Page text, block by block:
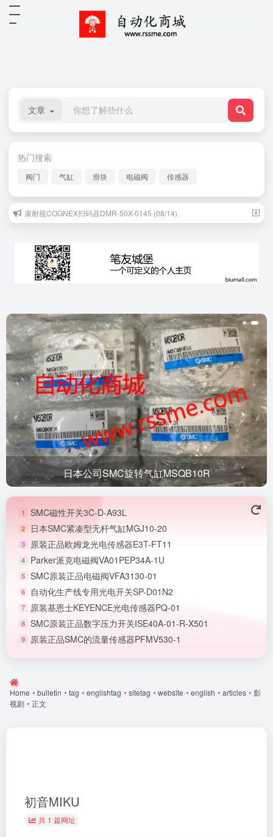
文章
热门搜索
阀门 气缸 滑块 电磁阀 传感器
康耐视COGNEX扫码器DMR-50X-0145 (08/14)
日本公司SMC旋转气缸MSQB10R
1 SMC磁性开关3C-D-A93L
2 日本SMC紧凑型无杆气缸MGJ10-20
3 原装正品欧姆龙光电传感器E3T-FT11
4 Parker派克电磁阀VA01PEP34A-1U
5 SMC原装正品电磁阀VFA3130-01
6 自动化生产线专用光电开关SP-D01N2
7 原装基恩士KEYENCE光电传感器PQ-01
8 SMC原装正品数字压力开关ISE40A-01-R-X501
9 原装正品SMC的流量传感器PFMV530-1
Home • bulletin • tag • englishtag • sitetag • website • english • articles • 影
视剧 • 正文
初音MIKU
共 1 篇网址